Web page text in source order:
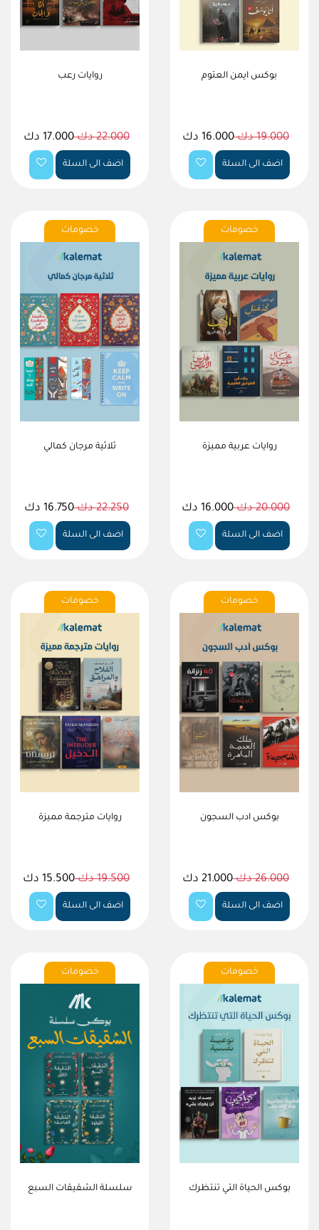
بوكس ايمن العتوم
19.000 دك 16.000 دك
اضف الى السلة
روايات رعب
22.000 دك 17.000 دك
اضف الى السلة
خصومات
روايات عربية مميزة
20.000 دك 16.000 دك
اضف الى السلة
خصومات
ثلاثية مرجان كمالي
22.250 دك 16.750 دك
اضف الى السلة
خصومات
بوكس ادب السجون
26.000 دك 21.000 دك
اضف الى السلة
خصومات
روايات مترجمة مميزة
19.500 دك 15.500 دك
اضف الى السلة
خصومات
بوكس الحياة التي تنتظرك
خصومات
سلسلة الشقيقات السبع